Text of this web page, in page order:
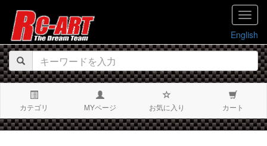
English
カテゴリ MYページ お気に入り カート